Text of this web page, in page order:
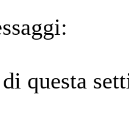
questa